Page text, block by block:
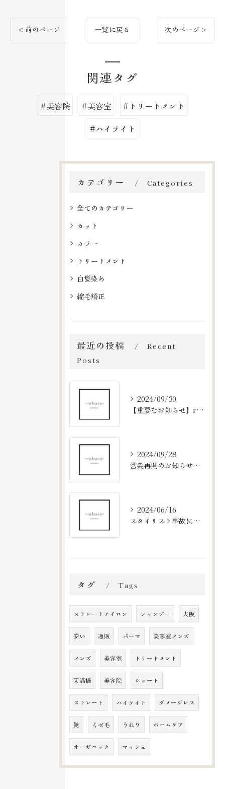
< 前のページ 一覧に戻る 次のページ >
関連タグ
#美容院 #美容室
#トリートメント
#ハイライト
カテゴリー Categories
全てのカテゴリー
カット
カラー
トリートメント
白髪染め
縮毛矯正
最近の投稿
Recent
Posts
2024/09/30
【重要なお知らせ】refrainの予約システムについて
2024/09/28
営業再開のお知らせと新メニューのご案内
2024/06/16
スタイリスト事故に関するお知らせとお詫び
タグ Tags
ストレートアイロン シャンプー 大阪
安い 通販 パーマ 美容室メンズ
メンズ 美容室 トリートメント
天満橋 美容院 ショート
ストレート ハイライト ダメージレス
艶 くせ毛 うねり ホームケア
オーガニック マッシュ